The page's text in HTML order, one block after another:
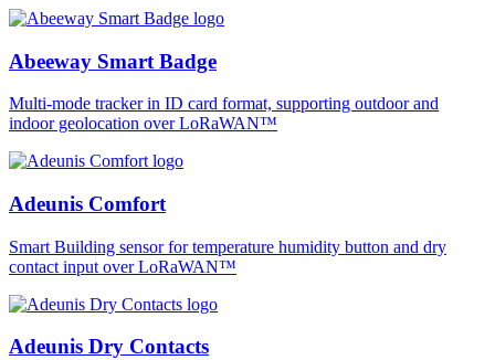
Abeeway Smart Badge
Multi-mode tracker in ID card format, supporting outdoor and
indoor geolocation over LoRaWAN™
Adeunis Comfort
Smart Building sensor for temperature humidity button and dry
contact input over LoRaWAN™
Adeunis Dry Contacts